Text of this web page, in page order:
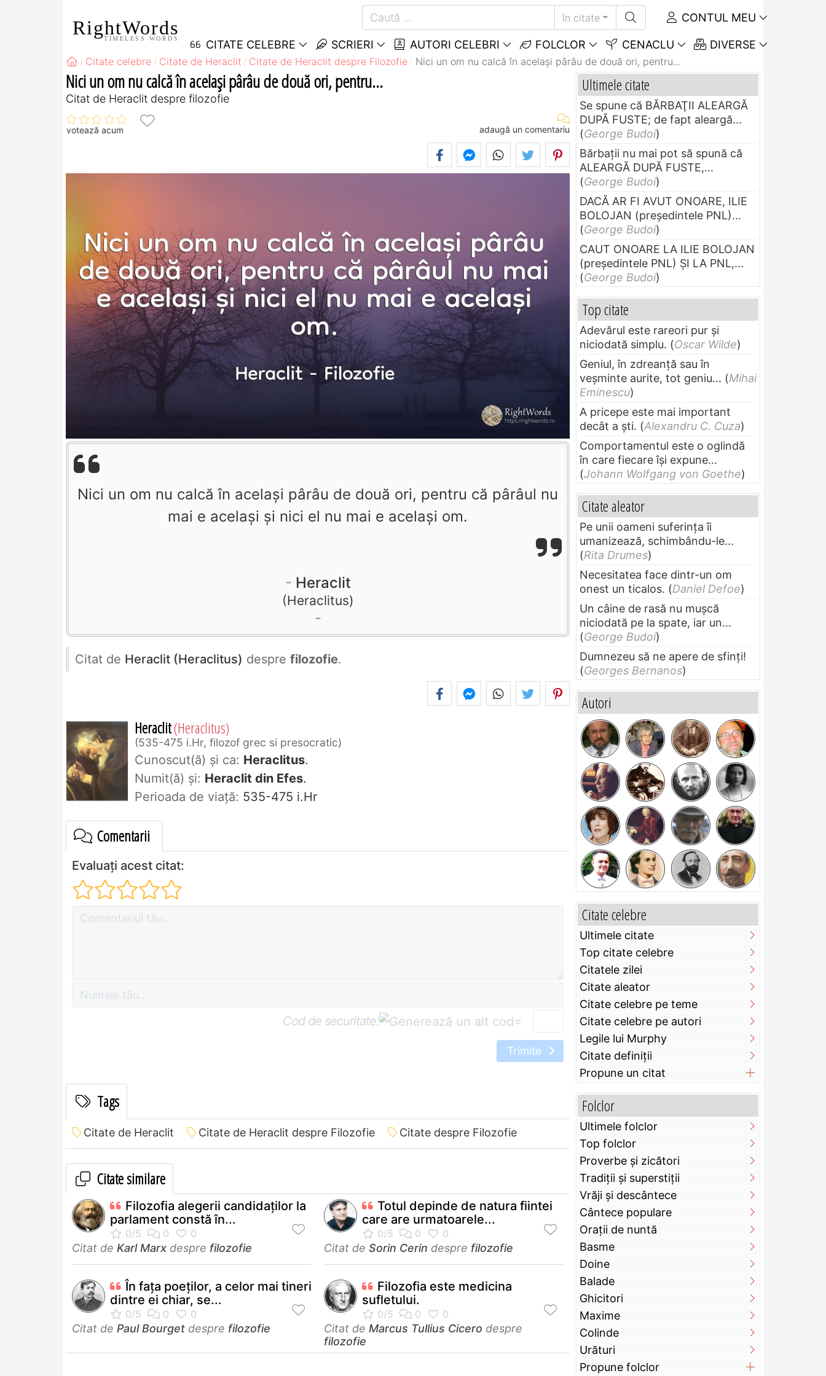
RightWords
TIMELESS WORDS
în citate CONTUL MEU
CITATE CELEBRE SCRIERI AUTORI CELEBRI FOLCLOR CENACLU DIVERSE
Citate celebre Citate de Heraclit Citate de Heraclit despre Filozofie Nici un om nu calcă în același pârâu de două ori, pentru...
Nici un om nu calcă în același pârâu de două ori, pentru...
Citat de Heraclit despre filozofie
votează acum adaugă un comentariu
Nici un om nu calcă în același pârâu de două ori, pentru că pârâul nu
mai e același și nici el nu mai e același om.
Heraclit
Heraclitus
Citat de Heraclit (Heraclitus) despre filozofie.
Heraclit(Heraclitus)
535-475 i.Hr, filozof grec si presocratic
Cunoscut(ă) și ca: Heraclitus.
Numit(ă) și: Heraclit din Efes.
Perioada de viaţă: 535-475 i.Hr
Comentarii
Evaluați acest citat:
Cod de securitate: =
Trimite
Tags
Citate de Heraclit Citate de Heraclit despre Filozofie Citate despre Filozofie
Citate similare
Filozofia alegerii candidaţilor la
parlament constă în...
Citat de Karl Marx despre filozofie
Totul depinde de natura fiintei
care are urmatoarele...
Citat de Sorin Cerin despre filozofie
În faţa poeţilor, a celor mai tineri
dintre ei chiar, se...
Citat de Paul Bourget despre filozofie
Filozofia este medicina
sufletului.
Citat de Marcus Tullius Cicero despre
filozofie
Ultimele citate
Se spune că BĂRBAŢII ALEARGĂ
DUPĂ FUSTE; de fapt aleargă...
(George Budoi)
Bărbaţii nu mai pot să spună că
ALEARGĂ DUPĂ FUSTE,...
(George Budoi)
DACĂ AR FI AVUT ONOARE, ILIE
BOLOJAN (preşedintele PNL)...
(George Budoi)
CAUT ONOARE LA ILIE BOLOJAN
(preşedintele PNL) ŞI LA PNL,...
(George Budoi)
Top citate
Adevărul este rareori pur și
niciodată simplu. (Oscar Wilde)
Geniul, în zdreanţă sau în
veşminte aurite, tot geniu... (Mihai
Eminescu)
A pricepe este mai important
decât a ști. (Alexandru C. Cuza)
Comportamentul este o oglindă
în care fiecare își expune...
(Johann Wolfgang von Goethe)
Citate aleator
Pe unii oameni suferinţa îi
umanizează, schimbându-le...
(Rita Drumes)
Necesitatea face dintr-un om
onest un ticalos. (Daniel Defoe)
Un câine de rasă nu muşcă
niciodată pe la spate, iar un...
(George Budoi)
Dumnezeu să ne apere de sfinți!
(Georges Bernanos)
Autori
Citate celebre
Ultimele citate
Top citate celebre
Citatele zilei
Citate aleator
Citate celebre pe teme
Citate celebre pe autori
Legile lui Murphy
Citate definiţii
Propune un citat
Folclor
Ultimele folclor
Top folclor
Proverbe și zicători
Tradiții și superstiții
Vrăji și descântece
Cântece populare
Orații de nuntă
Basme
Doine
Balade
Ghicitori
Maxime
Colinde
Urături
Propune folclor